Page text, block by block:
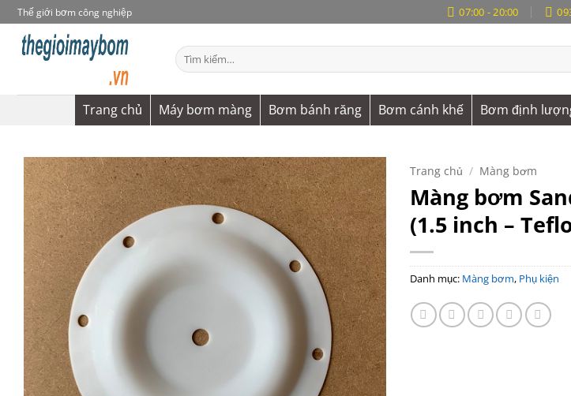
qua
Thế giới bơm công nghiệp 07:00 - 20:00
Tìm
kiếm:
Trang chủ Máy bơm màng Bơm bánh răng Bơm cánh khế Bơm định
Trang chủ / Màng bơm
Màng bơm
(1.5 inch –
Danh mục: Màng bơm, Phụ kiện